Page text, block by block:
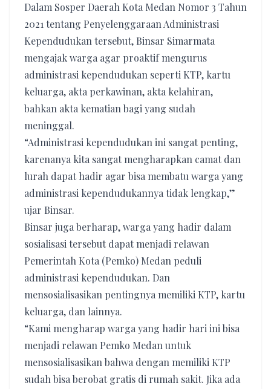
Dalam Sosper Daerah Kota Medan Nomor 3 Tahun
2021 tentang Penyelenggaraan Administrasi
Kependudukan tersebut, Binsar Simarmata
mengajak warga agar proaktif mengurus
administrasi kependudukan seperti KTP, kartu
keluarga, akta perkawinan, akta kelahiran,
bahkan akta kematian bagi yang sudah
meninggal.
“Administrasi kependudukan ini sangat penting,
karenanya kita sangat mengharapkan camat dan
lurah dapat hadir agar bisa membatu warga yang
administrasi kependudukannya tidak lengkap,”
ujar Binsar.
Binsar juga berharap, warga yang hadir dalam
sosialisasi tersebut dapat menjadi relawan
Pemerintah Kota (Pemko) Medan peduli
administrasi kependudukan. Dan
mensosialisasikan pentingnya memiliki KTP, kartu
keluarga, dan lainnya.
“Kami mengharap warga yang hadir hari ini bisa
menjadi relawan Pemko Medan untuk
mensosialisasikan bahwa dengan memiliki KTP
sudah bisa berobat gratis di rumah sakit. Jika ada